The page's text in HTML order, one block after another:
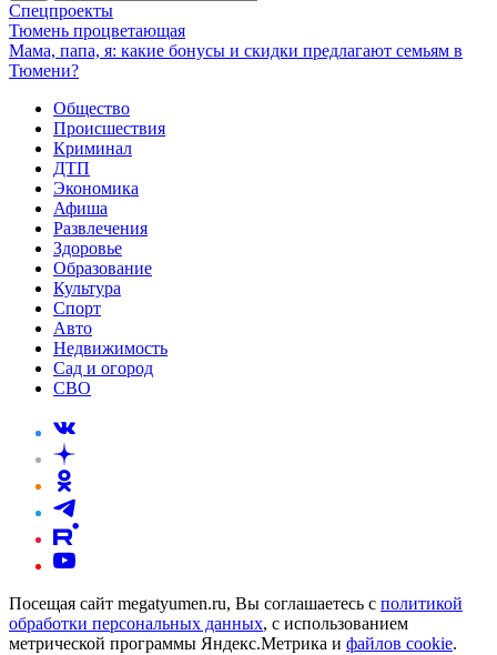
Спецпроекты
Тюмень процветающая
Мама, папа, я: какие бонусы и скидки предлагают семьям в
Тюмени?
Общество
Происшествия
Криминал
ДТП
Экономика
Афиша
Развлечения
Здоровье
Образование
Культура
Спорт
Авто
Недвижимость
Сад и огород
СВО
Посещая сайт megatyumen.ru, Вы соглашаетесь с политикой
обработки персональных данных, с использованием
метрической программы Яндекс.Метрика и файлов cookie.